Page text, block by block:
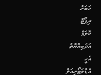
ޚަބަރު
ރިޕޯޓް
ކޮލަމް
އަދަބިއްޔާތު
އެހީ
އެޑްވަޓޯރިއަލް